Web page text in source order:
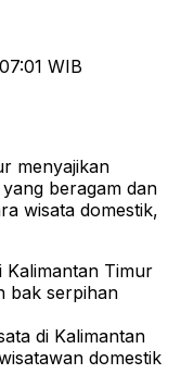
WIB
menyajikan
beragam dan
wisata domestik,
Kalimantan Timur
bak serpihan
di Kalimantan
domestik